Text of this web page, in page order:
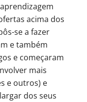
acima dos
se a fazer
e também
e começaram
mais
e outros) e
dos seus